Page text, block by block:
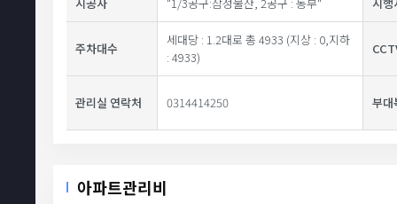
주차대수
세대당 : 1.2대로 총 4933 (지상 : 0,지하
: 4933)
관리실 연락처 0314414250 부대
아파트관리비